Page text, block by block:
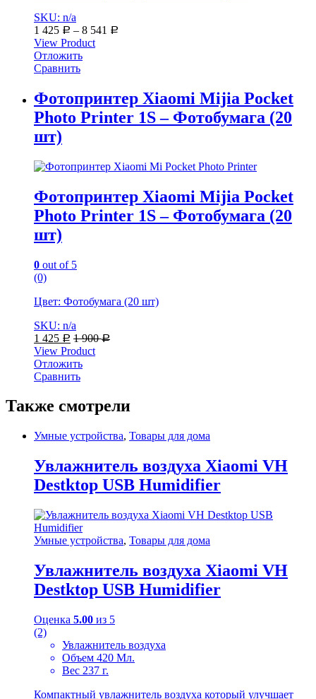
SKU: n/a
1 425 Р – 8 541 Р
View Product
Отложить
Сравнить
Фотопринтер Xiaomi Mijia Pocket
Photo Printer 1S – Фотобумага (20
шт)
Фотопринтер Xiaomi Mijia Pocket
Photo Printer 1S – Фотобумага (20
шт)
0 out of 5
(0)
Цвет: Фотобумага (20 шт)
SKU: n/a
1 425 Р 1 900Р
View Product
Отложить
Сравнить
Также смотрели
Умные устройства, Товары для дома
Увлажнитель воздуха Xiaomi VH
Destktop USB Humidifier
Умные устройства, Товары для дома
Увлажнитель воздуха Xiaomi VH
Destktop USB Humidifier
Оценка 5.00 из 5
(2)
Увлажнитель воздуха
Объем 420 Мл.
Вес 237 г.
Компактный увлажнитель воздуха который улучшает